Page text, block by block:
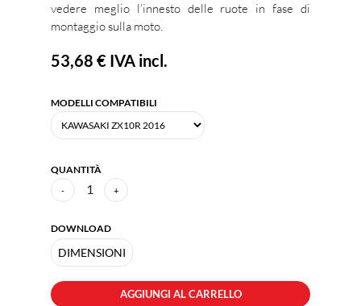
vedere meglio l’innesto delle ruote in fase di
montaggio sulla moto.
53,68 € IVA incl.
MODELLI COMPATIBILI
QUANTITÀ
- 1 +
DOWNLOAD
DIMENSIONI
AGGIUNGI AL CARRELLO